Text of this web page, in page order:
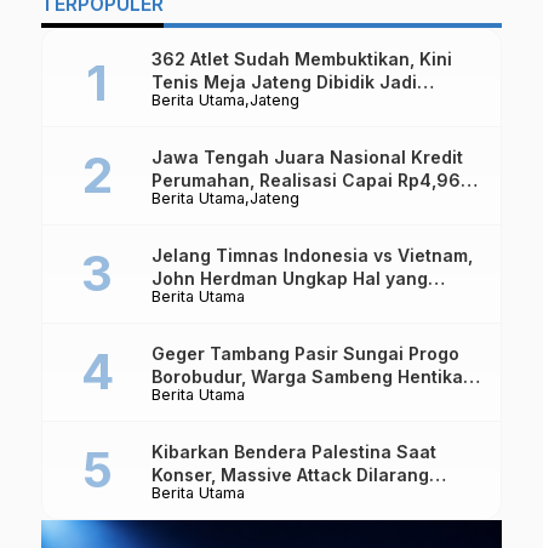
Berita Utama Jateng
362 Atlet Sudah Membuktikan, Kini
Tenis Meja Jateng Dibidik Jadi
Kekuatan Nasional
Berita Utama Jateng
Jawa Tengah Juara Nasional Kredit
Perumahan, Realisasi Capai Rp4,96
Triliun
Berita Utama
Jelang Timnas Indonesia vs Vietnam,
John Herdman Ungkap Hal yang
Dipertaruhkan
Berita Utama
Geger Tambang Pasir Sungai Progo
Borobudur, Warga Sambeng Hentikan
Alat Berat dan Usir Truk
Berita Utama
Kibarkan Bendera Palestina Saat
Konser, Massive Attack Dilarang
Masuk Singapura Lagi